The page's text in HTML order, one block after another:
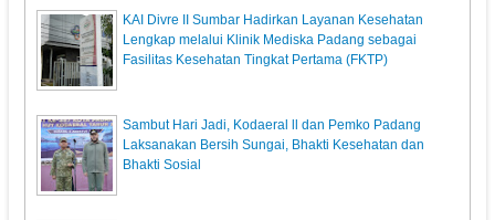
KAI Divre II Sumbar Hadirkan Layanan Kesehatan
Lengkap melalui Klinik Mediska Padang sebagai
Fasilitas Kesehatan Tingkat Pertama (FKTP)
Sambut Hari Jadi, Kodaeral ll dan Pemko Padang
Laksanakan Bersih Sungai, Bhakti Kesehatan dan
Bhakti Sosial